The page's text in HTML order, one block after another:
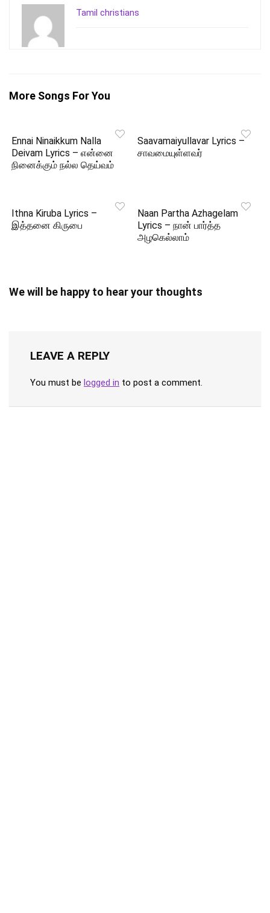
Tamil christians
More Songs For You
Ennai Ninaikkum Nalla
Deivam Lyrics – என்னை
நினைக்கும் நல்ல தெய்வம்
Saavamaiyullavar Lyrics –
சாவமையுள்ளவர்
Ithna Kiruba Lyrics –
இத்தனை கிருபை
Naan Partha Azhagelam
Lyrics – நான் பார்த்த
அழகெல்லாம்
We will be happy to hear your thoughts
LEAVE A REPLY
You must be logged in to post a comment.